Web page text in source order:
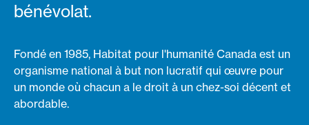
bénévolat.
Fondé en 1985, Habitat pour l'humanité Canada est un
organisme national à but non lucratif qui œuvre pour
un monde où chacun a le droit à un chez-soi décent et
abordable.